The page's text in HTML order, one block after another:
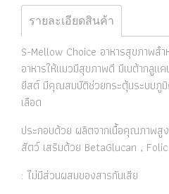
รายละเอียดสินค้า
S-Mellow Choice อาหารสุขภาพส
อาหารให้แมวมีสุขภาพดี มีเบต้ากลูแ
ยีสต์ มีคุณสมบัติช่วยกระตุ้นระบบภู
เลือด
ประกอบด้วย ผลิตจากเนื้อคุณภาพสู
สัตว์ เสริมด้วย BetaGlucan ,
: ไม่มีส่วนผสมของสารกันเสีย